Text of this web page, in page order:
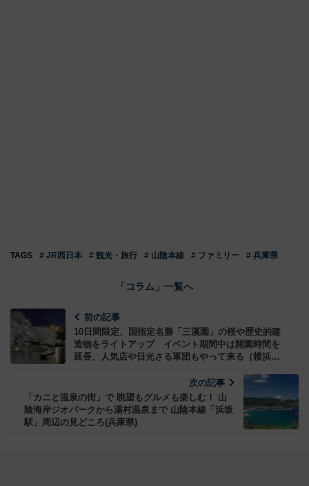
TAGS # JR西日本 # 観光・旅行 # 山陰本線 # ファミリー # 兵庫県
「コラム」一覧へ
前の記事
10日間限定、国指定名勝「三溪園」の桜や歴史的建
造物をライトアップ イベント期間中は開園時間を
延長、人気店や日光さる軍団もやって来る（横浜
次の記事
「カニと温泉の街」で 眺望もグルメも楽しむ！ 山
陰海岸ジオパークから湯村温泉まで 山陰本線「浜坂
駅」周辺の見どころ(兵庫県)